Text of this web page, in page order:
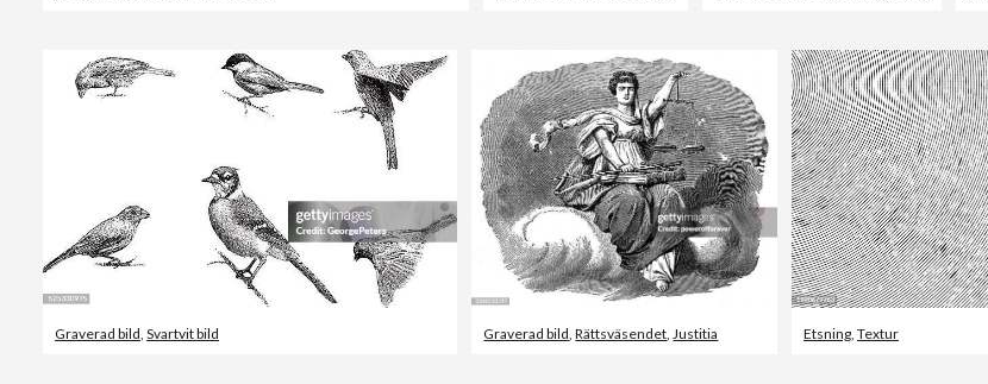
Graverad bild Svartvit bild Graverad bild ,Rättsväsendet Justitia Etsning ,Textur